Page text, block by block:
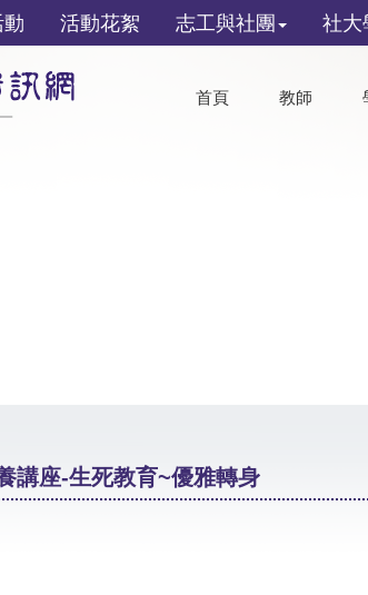
活動花絮 志工與社團 社大
首頁 教師
講座-生死教育~優雅轉身